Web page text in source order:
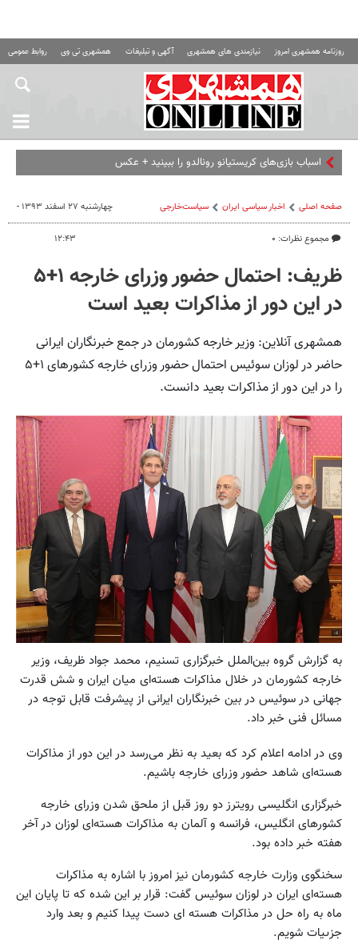
روزنامه همشهری امروز نیازمندی های همشهری آگهی و تبلیغات همشهری تی وی روابط عمومی
اسباب‌ بازی‌های کریستیانو رونالدو را ببینید + عکس
صفحه اصلی اخبار سیاسی ایران سیاست‌خارجی
مجموع نظرات: ۰
چهارشنبه ۲۷ اسفند ۱۳۹۳ -
۱۲:۴۳
ظریف: احتمال حضور وزرای خارجه ۱+۵
در این دور از مذاکرات بعید است
همشهری آنلاین: وزیر خارجه کشورمان در جمع خبرنگاران ایرانی
حاضر در لوزان سوئیس احتمال حضور وزرای خارجه کشورهای ۱+۵
را در این دور از مذاکرات بعید دانست.
به گزارش گروه بین‌الملل خبرگزاری تسنیم، محمد جواد ظریف، وزیر
خارجه کشورمان در خلال مذاکرات هسته‌ای میان ایران و شش قدرت
جهانی در سوئیس در بین خبرنگاران ایرانی از پیشرفت قابل توجه در
مسائل فنی خبر داد.
وی در ادامه اعلام کرد که بعید به نظر می‌رسد در این دور از مذاکرات
هسته‌ای شاهد حضور وزرای خارجه باشیم.
خبرگزاری انگلیسی رویترز دو روز قبل از ملحق شدن وزرای خارجه
کشورهای انگلیس، فرانسه و آلمان به مذاکرات هسته‌ای لوزان در آخر
هفته خبر داده بود.
سخنگوی وزارت خارجه کشورمان نیز امروز با اشاره به مذاکرات
هسته‌ای ایران در لوزان سوئیس گفت: قرار بر این شده که تا پایان این
ماه به راه حل در مذاکرات هسته اى دست پیدا کنیم و بعد وارد
جزىیات شویم.